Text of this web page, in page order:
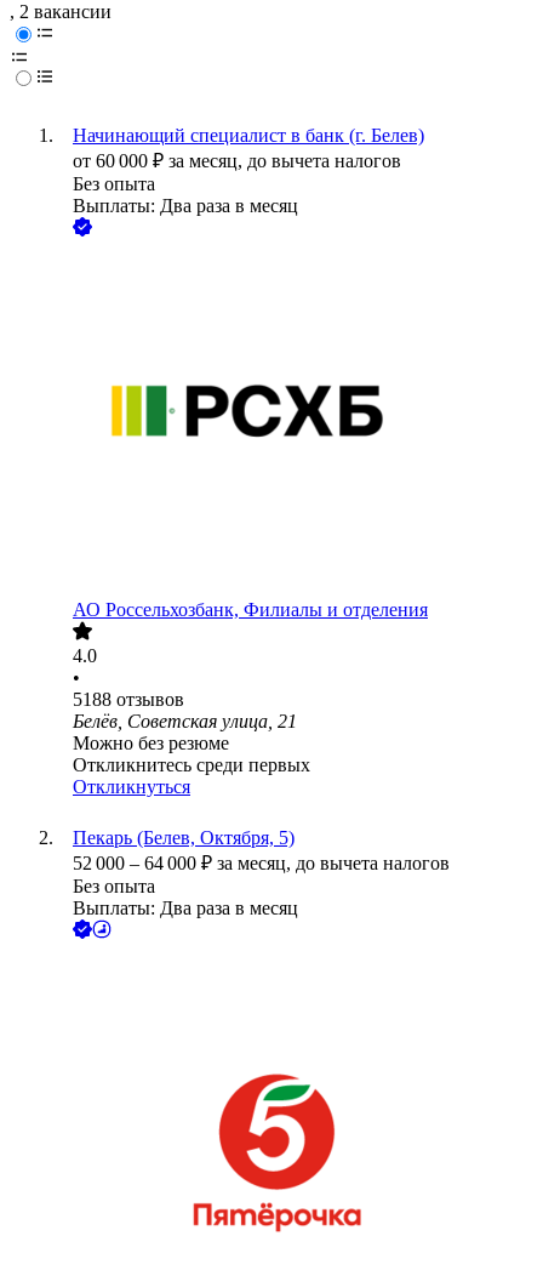
, 2 вакансии
Начинающий специалист в банк (г. Белев)
от 60 000 ₽ за месяц, до вычета налогов
Без опыта
Выплаты: Два раза в месяц
АО Россельхозбанк, Филиалы и отделения
4.0
•
5188 отзывов
Белёв, Советская улица, 21
Можно без резюме
Откликнитесь среди первых
Откликнуться
Пекарь (Белев, Октября, 5)
52 000 – 64 000 ₽ за месяц, до вычета налогов
Без опыта
Выплаты: Два раза в месяц